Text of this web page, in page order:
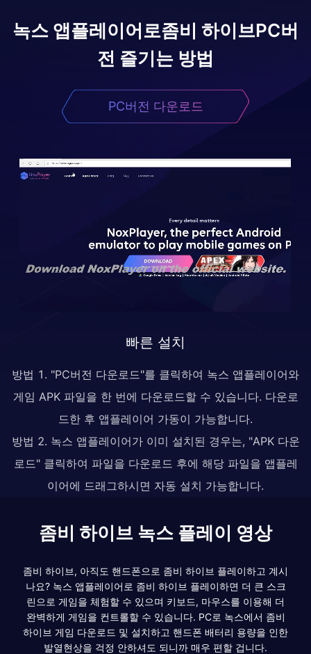
녹스 앱플레이어로좀비 하이브PC버
전 즐기는 방법
PC버전 다운로드
빠른 설치
방법 1. "PC버전 다운로드"를 클릭하여 녹스 앱플레이어와
게임 APK 파일을 한 번에 다운로드할 수 있습니다. 다운로
드한 후 앱플레이어 가동이 가능합니다.
방법 2. 녹스 앱플레이어가 이미 설치된 경우는, "APK 다운
로드" 클릭하여 파일을 다운로드 후에 해당 파일을 앱플레
이어에 드래그하시면 자동 설치 가능합니다.
좀비 하이브 녹스 플레이 영상
좀비 하이브, 아직도 핸드폰으로 좀비 하이브 플레이하고 계시
나요? 녹스 앱플레이어로 좀비 하이브 플레이하면 더 큰 스크
린으로 게임을 체험할 수 있으며 키보드, 마우스를 이용해 더
완벽하게 게임을 컨트롤할 수 있습니다. PC로 녹스에서 좀비
하이브 게임 다운로드 및 설치하고 핸드폰 배터리 용량을 인한
발열현상을 걱정 안하셔도 되니까 매우 편할 겁니다.